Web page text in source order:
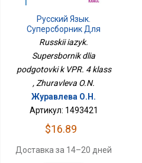
Русский Язык.
Суперсборник Для
Подготовки К ВПР. 4
Класс
Russkii iazyk.
Supersbornik dlia
podgotovki k VPR. 4 klass
, Zhuravleva O.N.
Журавлева О.Н.
Артикул: 1493421
$16.89
Доставка за 14–20 дней